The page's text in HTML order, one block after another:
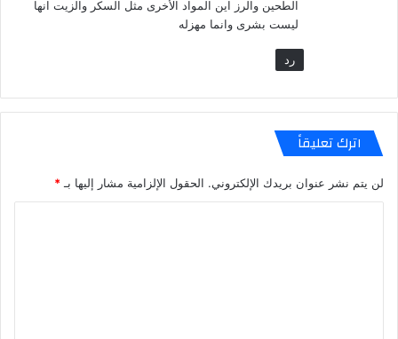
الطحين والرز اين المواد الأخرى مثل السكر والزيت انها
ليست بشرى وانما مهزله
رد
اترك تعليقاً
لن يتم نشر عنوان بريدك الإلكتروني. الحقول الإلزامية مشار إليها بـ *